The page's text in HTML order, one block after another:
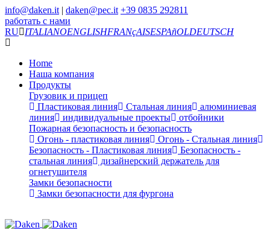
info@daken.it | daken@pec.it +39 0835 292811
работать с нами
RU
ITALIANOENGLISHFRANçAISESPAñOLDEUTSCH
Home
Наша компания
Продукты
Грузовик и прицеп
Пластиковая линия
Стальная линия
алюминиевая
линия
индивидуальные проекты
отбойники
Пожарная безопасность и безопасность
Огонь - пластиковая линия
Огонь - Стальная линия
Безопасность - Пластиковая линия
Безопасность -
стальная линия
дизайнерский держатель для
огнетушителя
Замки безопасности
Замки безопасности для фургона